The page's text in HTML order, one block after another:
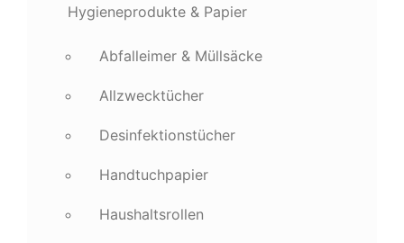
Hygieneprodukte & Papier
Abfalleimer & Müllsäcke
Allzwecktücher
Desinfektionstücher
Handtuchpapier
Haushaltsrollen